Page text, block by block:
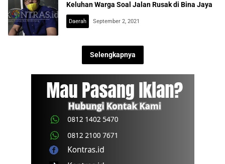
Keluhan Warga Soal Jalan Rusak di Bina Jaya
Daerah September 2, 2021
Selengkapnya